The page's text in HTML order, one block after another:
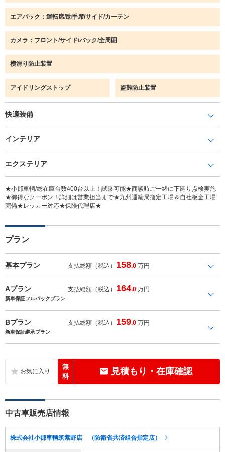
エアバック：運転席/助手席/サイド/カーテン
カメラ：フロント/サイド/バック/全周囲
横滑り防止装置
アイドリングストップ 盗難防止装置
快適装備
インテリア
エクステリア
★小郡車輌/総在庫台数400台以上！試乗可能★商談時ご一緒に下廻り点検実施
★御得なクーポン！詳細は営業担当まで★九州運輸局指定工場＆自社板金工場
完備★レッカー対応★保険代理店★
プラン
基本プラン 支払総額（税込） 158.0 万円
Aプラン 支払総額（税込） 164.0 万円
新車保証フルパックプラン
Bプラン 支払総額（税込） 159.0 万円
新車保証継承プラン
無
料
見積もり・在庫確認
中古車販売店情報
株式会社小郡車輌筑紫野店 （防衛省共済組合指定店）